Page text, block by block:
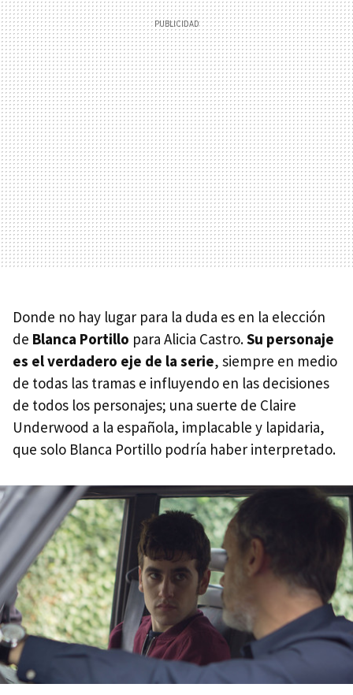
Donde no hay lugar para la duda es en la elección
de Blanca Portillo para Alicia Castro.Su personaje
es el verdadero eje de la serie, siempre en medio
de todas las tramas e influyendo en las decisiones
de todos los personajes; una suerte de Claire
Underwood a la española, implacable y lapidaria,
que solo Blanca Portillo podría haber interpretado.